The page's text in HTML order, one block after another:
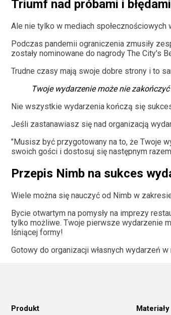
Triumf nad próbami i
Ale nie tylko w mediach społecznościowych
Podczas pandemii ograniczenia zmusiły
zostały nominowane do nagrody The City's
Trudne czasy mają swoje dobre strony i to
Twoje wydarzenie może nie
Nie wszystkie wydarzenia kończą się
Jeśli zastanawiasz się nad organizacją
"Musisz być przygotowany na to, że Twoje
swoich gości i dostosuj się następnym
Przepis Nimb na sukces
Wiele można się nauczyć od Nimb w
Bycie otwartym na pomysły na imprezy
tylko możliwe. Twoje pierwsze wydarzenie
lśniącej formy!
Gotowy do organizacji własnych wydarzeń
Produkt Materiały